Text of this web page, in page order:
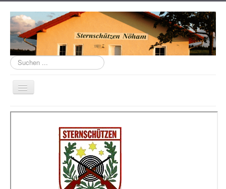
Suchen
...
Navigation
an/aus
Home